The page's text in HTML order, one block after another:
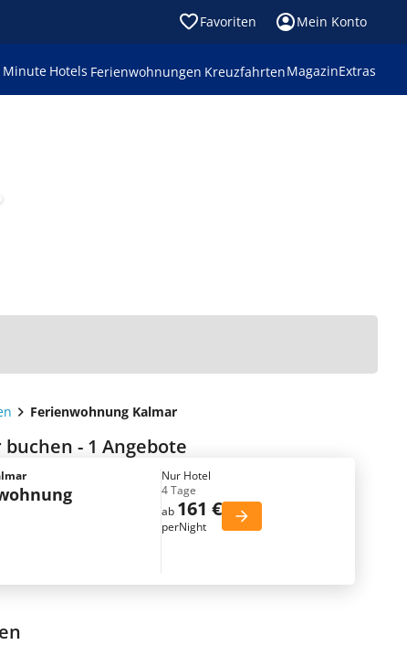
Favoriten Mein Konto
Minute Hotels Ferienwohnungen KreuzfahrtenMagazinExtras
Ferienwohnung Kalmar
- 1 Angebote
Nur Hotel
4 Tage
ab 161 €
perNight